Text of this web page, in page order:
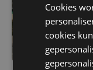
Cookies
cookies